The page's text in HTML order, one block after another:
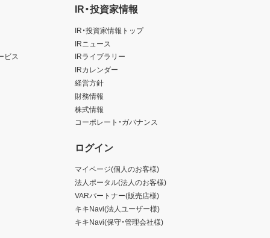
ビス
IR・投資家情報
IR・投資家情報トップ
IRニュース
IRライブラリー
IRカレンダー
経営方針
財務情報
株式情報
コーポレート・ガバナンス
ログイン
マイページ(個人のお客様)
法人ポータル(法人のお客様)
VARパートナー(販売店様)
キキNavi(法人ユーザー様)
キキNavi(保守・管理会社様)